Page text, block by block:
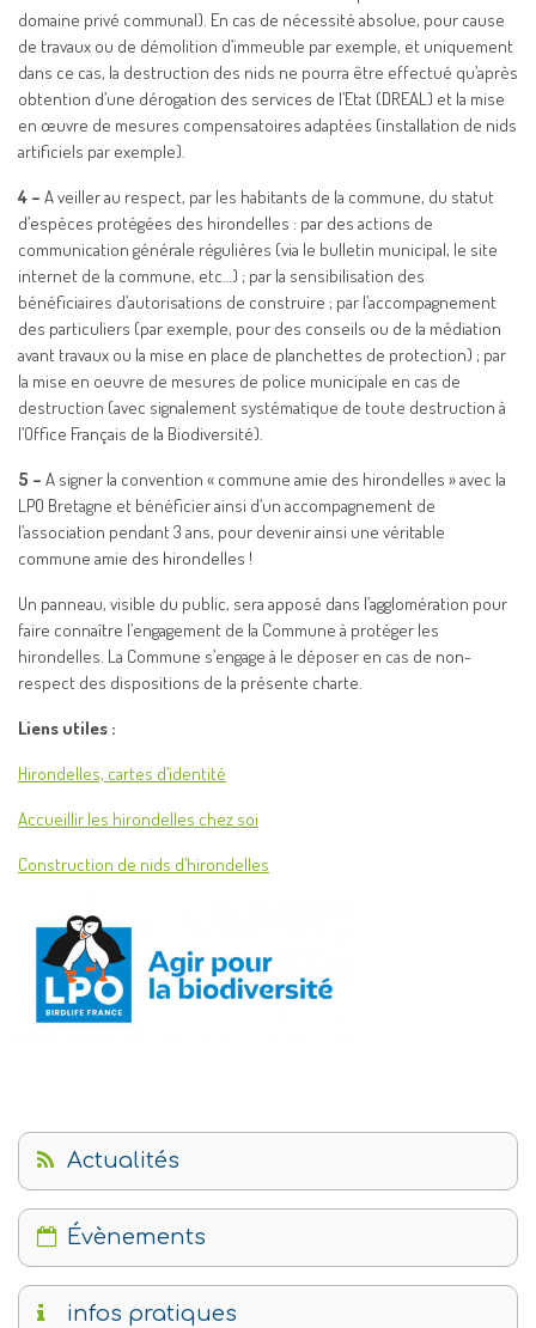
domaine privé communal). En cas de nécessité absolue, pour cause
de travaux ou de démolition d’immeuble par exemple, et uniquement
dans ce cas, la destruction des nids ne pourra être effectué qu’après
obtention d’une dérogation des services de l’Etat (DREAL) et la mise
en œuvre de mesures compensatoires adaptées (installation de nids
artificiels par exemple).
4 – A veiller au respect, par les habitants de la commune, du statut
d’espèces protégées des hirondelles : par des actions de
communication générale régulières (via le bulletin municipal, le site
internet de la commune, etc…) ; par la sensibilisation des
bénéficiaires d’autorisations de construire ; par l’accompagnement
des particuliers (par exemple, pour des conseils ou de la médiation
avant travaux ou la mise en place de planchettes de protection) ; par
la mise en oeuvre de mesures de police municipale en cas de
destruction (avec signalement systématique de toute destruction à
l’Office Français de la Biodiversité).
5 – A signer la convention « commune amie des hirondelles » avec la
LPO Bretagne et bénéficier ainsi d’un accompagnement de
l’association pendant 3 ans, pour devenir ainsi une véritable
commune amie des hirondelles !
Un panneau, visible du public, sera apposé dans l’agglomération pour
faire connaître l’engagement de la Commune à protéger les
hirondelles. La Commune s’engage à le déposer en cas de non-
respect des dispositions de la présente charte.
Liens utiles :
Hirondelles, cartes d’identité
Accueillir les hirondelles chez soi
Construction de nids d’hirondelles
Actualités
Évènements
infos pratiques